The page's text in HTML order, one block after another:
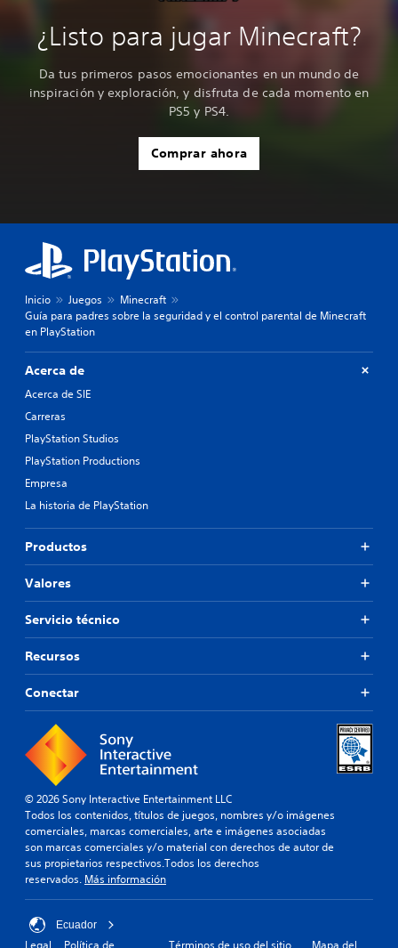
¿Listo para jugar Minecraft?
Da tus primeros pasos emocionantes en un mundo de
inspiración y exploración, y disfruta de cada momento en
PS5 y PS4.
Comprar ahora
Inicio Juegos
Minecraft
Guía para padres sobre la seguridad y el control parental de Minecraft
en PlayStation
Acerca de
Acerca de SIE
Carreras
PlayStation Studios
PlayStation Productions
Empresa
La historia de PlayStation
Productos
Valores
Servicio técnico
Recursos
Conectar
© 2026 Sony Interactive Entertainment LLC
Todos los contenidos, títulos de juegos, nombres y/o imágenes
comerciales, marcas comerciales, arte e imágenes asociadas
son marcas comerciales y/o material con derechos de autor de
sus propietarios respectivos.Todos los derechos
reservados. Más información
Ecuador
Legal
Política de
Términos de uso del sitio
Mapa del